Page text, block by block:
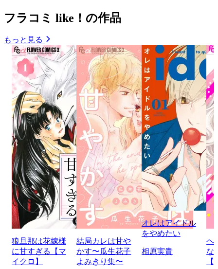
フラコミ like！の作品
もっと見る
狼旦那は花嫁様
に甘すぎる【マ
イクロ】
結局カレは甘や
かす〜瓜生花子
よみきり集〜
オレはアイドル
をやめたい
相原実貴
ヘ
な